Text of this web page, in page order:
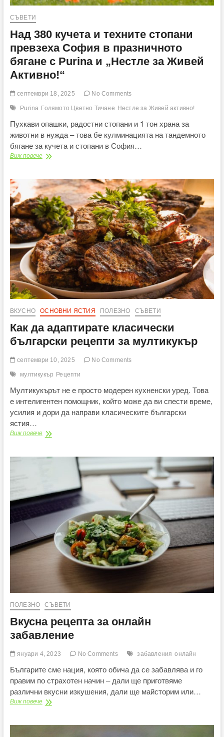
СЪВЕТИ
Над 380 кучета и техните стопани
превзеха София в празничното
бягане с Purina и „Нестле за Живей
Активно!“
септември 18, 2025 No Comments
Purina Голямото Цветно Тичане Нестле за Живей активно!
Пухкави опашки, радостни стопани и 1 тон храна за
животни в нужда – това бе кулминацията на тандемното
бягане за кучета и стопани в София…
Виж повечеНад
техните
стопани
превзеха
София
в
празничното
бягане
с
Purina
и
„Нестле
за
Живей
Активно!“
ВКУСНО ОСНОВНИ ЯСТИЯ ПОЛЕЗНО СЪВЕТИ
Как да адаптирате класически
български рецепти за мултикукър
септември 10, 2025 No Comments
мултикукър Рецепти
Мултикукърът не е просто модерен кухненски уред. Това
е интелигентен помощник, който може да ви спести време,
усилия и дори да направи класическите български
ястия…
Виж повечеКак
класически
мултикукър
ПОЛЕЗНО СЪВЕТИ
Вкусна рецепта за онлайн
забавление
януари 4, 2023 No Comments забавления онлайн
Българите сме нация, която обича да се забавлява и го
правим по страхотен начин – дали ще приготвяме
различни вкусни изкушения, дали ще майсторим или…
Виж повечеВкусна